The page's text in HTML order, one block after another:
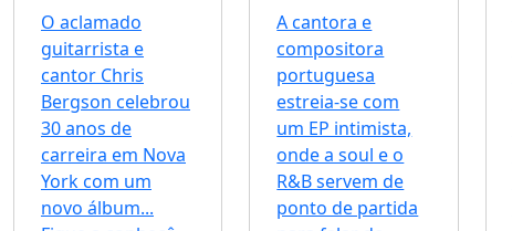
O aclamado
guitarrista e
cantor Chris
Bergson celebrou
30 anos de
carreira em Nova
York com um
novo álbum...
A cantora e
compositora
portuguesa
estreia-se com
um EP intimista,
onde a soul e o
R&B servem de
ponto de partida